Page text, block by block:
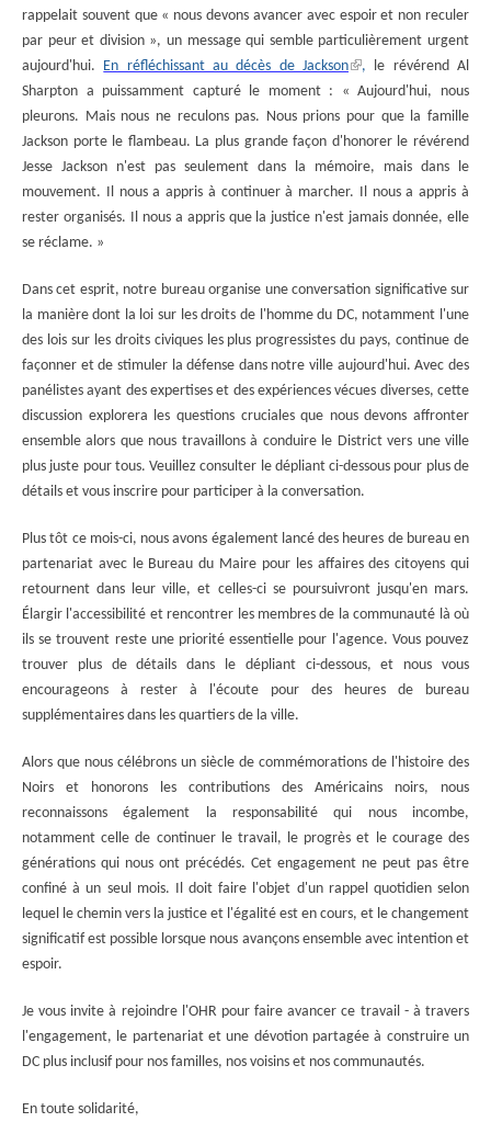
rappelait souvent que « nous devons avancer avec espoir et non reculer
par peur et division », un message qui semble particulièrement urgent
aujourd'hui.
En réfléchissant au décès de Jackson , le révérend Al
Sharpton a puissamment capturé le moment : « Aujourd'hui, nous
pleurons. Mais nous ne reculons pas. Nous prions pour que la famille
Jackson porte le flambeau. La plus grande façon d'honorer le révérend
Jesse Jackson n'est pas seulement dans la mémoire, mais dans le
mouvement. Il nous a appris à continuer à marcher. Il nous a appris à
rester organisés. Il nous a appris que la justice n'est jamais donnée, elle
se réclame. »
Dans cet esprit, notre bureau organise une conversation significative sur
la manière dont la loi sur les droits de l'homme du DC, notamment l'une
des lois sur les droits civiques les plus progressistes du pays, continue de
façonner et de stimuler la défense dans notre ville aujourd'hui. Avec des
panélistes ayant des expertises et des expériences vécues diverses, cette
discussion explorera les questions cruciales que nous devons affronter
ensemble alors que nous travaillons à conduire le District vers une ville
plus juste pour tous. Veuillez consulter le dépliant ci-dessous pour plus de
détails et vous inscrire pour participer à la conversation.
Plus tôt ce mois-ci, nous avons également lancé des heures de bureau en
partenariat avec le Bureau du Maire pour les affaires des citoyens qui
retournent dans leur ville, et celles-ci se poursuivront jusqu'en mars.
Élargir l'accessibilité et rencontrer les membres de la communauté là où
ils se trouvent reste une priorité essentielle pour l'agence. Vous pouvez
trouver plus de détails dans le dépliant ci-dessous, et nous vous
encourageons à rester à l'écoute pour des heures de bureau
supplémentaires dans les quartiers de la ville.
Alors que nous célébrons un siècle de commémorations de l'histoire des
Noirs et honorons les contributions des Américains noirs, nous
reconnaissons également la responsabilité qui nous incombe,
notamment celle de continuer le travail, le progrès et le courage des
générations qui nous ont précédés. Cet engagement ne peut pas être
confiné à un seul mois. Il doit faire l'objet d'un rappel quotidien selon
lequel le chemin vers la justice et l'égalité est en cours, et le changement
significatif est possible lorsque nous avançons ensemble avec intention et
espoir.
Je vous invite à rejoindre l'OHR pour faire avancer ce travail - à travers
l'engagement, le partenariat et une dévotion partagée à construire un
DC plus inclusif pour nos familles, nos voisins et nos communautés.
En toute solidarité,